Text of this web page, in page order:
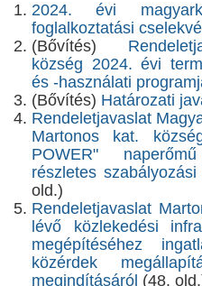
2024. évi
foglalkoztatási
(Bővítés)
község 2024. évi
és -használati
(Bővítés) Határozati
Rendeletjavaslat
Martonos kat.
POWER"
részletes
old.)
Rendeletjavaslat
lévő közlekedési
megépítéséhez
közérdek
megindításáról (48.